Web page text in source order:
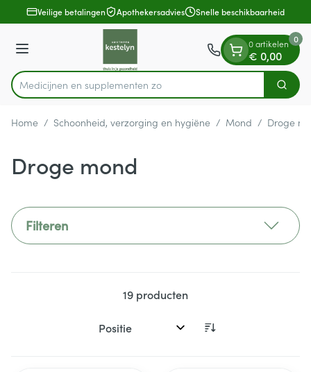
Ga naar de inhoud
1 van 1Veilige betalingen Apothekersadvies Snelle beschikbaarheid
Menu
Product, merk, categorie...
Medicijnen en Zoek
0 artikelen
€ 0,00
0
Home / Schoonheid, verzorging en hygiëne / Mond / Droge
Droge mond
Filteren
19 producten
Sorteer op: